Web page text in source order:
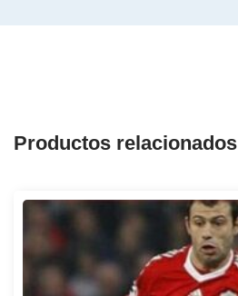
Productos relacionados